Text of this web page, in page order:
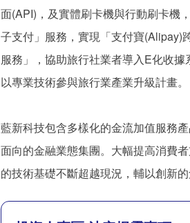
面(API)，及實體刷卡機與行動刷卡機
子支付」服務，實現「支付寶(Alipay)
服務」，協助旅行社業者導入E化收
以專業技術參與旅行業產業升級計畫。
藍新科技包含多樣化的金流加值服務
面向的金融業態集團。大幅提高消費
的技術基礎不斷超越現況，輔以創新